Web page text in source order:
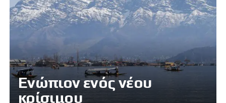
Eνώπιον ενός νέου
κρίσιμου